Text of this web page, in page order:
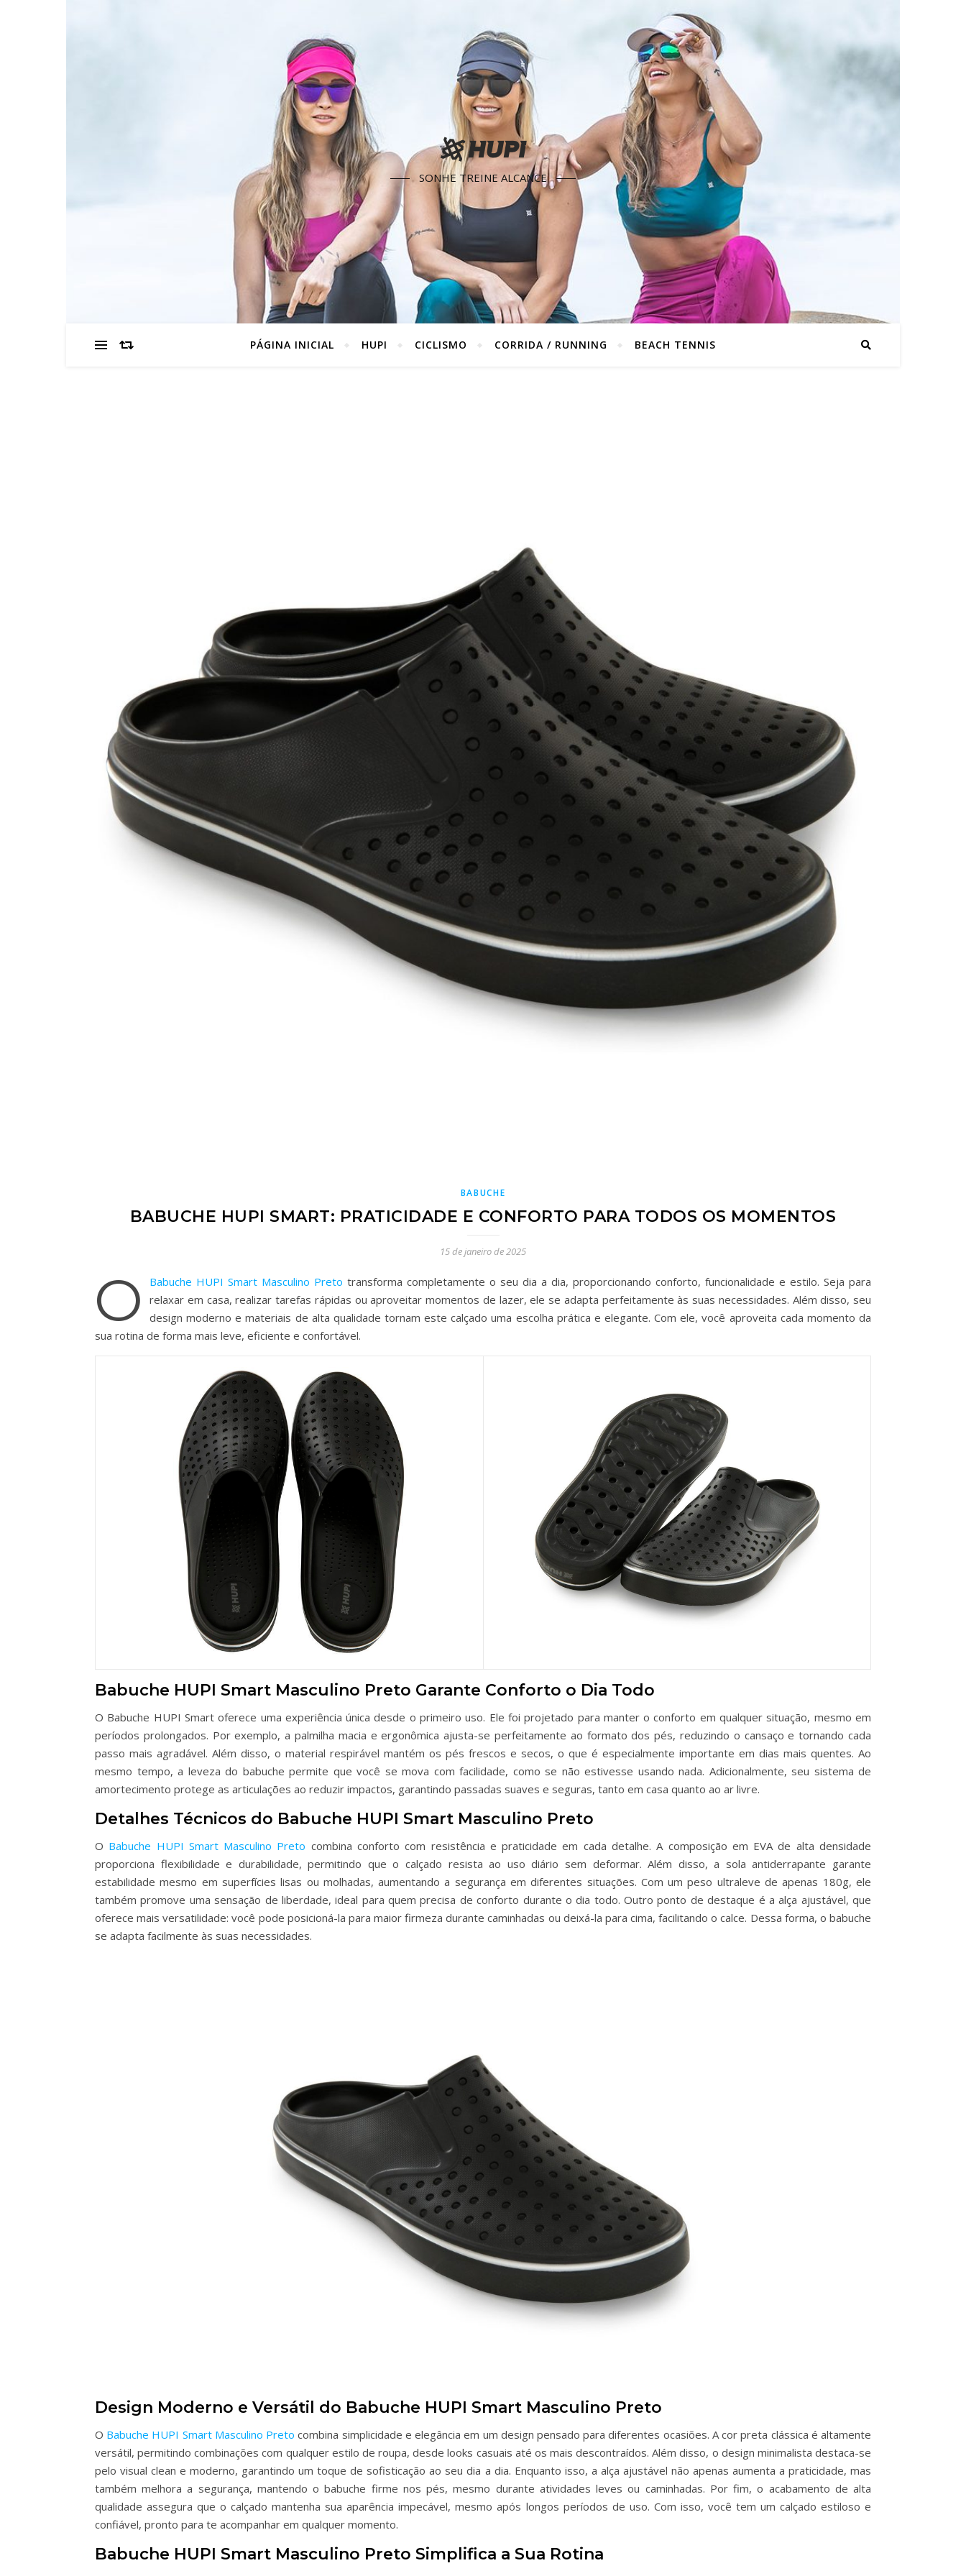
SONHE TREINE ALCANCE
PÁGINA INICIAL HUPI CICLISMO CORRIDA / RUNNING BEACH TENNIS
BABUCHE
BABUCHE HUPI SMART: PRATICIDADE E CONFORTO PARA TODOS OS MOMENTOS
15 de janeiro de 2025
O Babuche HUPI Smart Masculino Preto transforma completamente o seu dia a dia, proporcionando conforto, funcionalidade e estilo. Seja para
relaxar em casa, realizar tarefas rápidas ou aproveitar momentos de lazer, ele se adapta perfeitamente às suas necessidades. Além disso, seu
design moderno e materiais de alta qualidade tornam este calçado uma escolha prática e elegante. Com ele, você aproveita cada momento da
sua rotina de forma mais leve, eficiente e confortável.
Babuche HUPI Smart Masculino Preto Garante Conforto o Dia Todo
O Babuche HUPI Smart oferece uma experiência única desde o primeiro uso. Ele foi projetado para manter o conforto em qualquer situação, mesmo em
períodos prolongados. Por exemplo, a palmilha macia e ergonômica ajusta-se perfeitamente ao formato dos pés, reduzindo o cansaço e tornando cada
passo mais agradável. Além disso, o material respirável mantém os pés frescos e secos, o que é especialmente importante em dias mais quentes. Ao
mesmo tempo, a leveza do babuche permite que você se mova com facilidade, como se não estivesse usando nada. Adicionalmente, seu sistema de
amortecimento protege as articulações ao reduzir impactos, garantindo passadas suaves e seguras, tanto em casa quanto ao ar livre.
Detalhes Técnicos do Babuche HUPI Smart Masculino Preto
O Babuche HUPI Smart Masculino Preto combina conforto com resistência e praticidade em cada detalhe. A composição em EVA de alta densidade
proporciona flexibilidade e durabilidade, permitindo que o calçado resista ao uso diário sem deformar. Além disso, a sola antiderrapante garante
estabilidade mesmo em superfícies lisas ou molhadas, aumentando a segurança em diferentes situações. Com um peso ultraleve de apenas 180g, ele
também promove uma sensação de liberdade, ideal para quem precisa de conforto durante o dia todo. Outro ponto de destaque é a alça ajustável, que
oferece mais versatilidade: você pode posicioná-la para maior firmeza durante caminhadas ou deixá-la para cima, facilitando o calce. Dessa forma, o babuche
se adapta facilmente às suas necessidades.
Design Moderno e Versátil do Babuche HUPI Smart Masculino Preto
O Babuche HUPI Smart Masculino Preto combina simplicidade e elegância em um design pensado para diferentes ocasiões. A cor preta clássica é altamente
versátil, permitindo combinações com qualquer estilo de roupa, desde looks casuais até os mais descontraídos. Além disso, o design minimalista destaca-se
pelo visual clean e moderno, garantindo um toque de sofisticação ao seu dia a dia. Enquanto isso, a alça ajustável não apenas aumenta a praticidade, mas
também melhora a segurança, mantendo o babuche firme nos pés, mesmo durante atividades leves ou caminhadas. Por fim, o acabamento de alta
qualidade assegura que o calçado mantenha sua aparência impecável, mesmo após longos períodos de uso. Com isso, você tem um calçado estiloso e
confiável, pronto para te acompanhar em qualquer momento.
Babuche HUPI Smart Masculino Preto Simplifica a Sua Rotina